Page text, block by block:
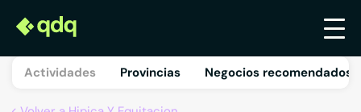
Actividades Provincias Negocios recomendados